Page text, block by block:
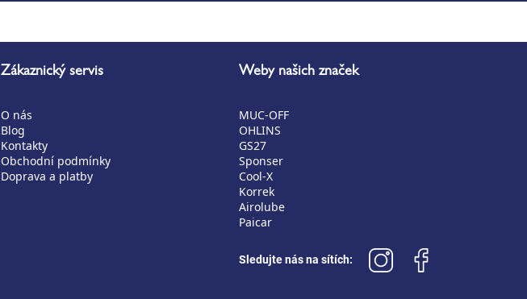
Zákaznický servis
O nás
Blog
Kontakty
Obchodní podmínky
Doprava a platby
Weby našich značek
MUC-OFF
OHLINS
GS27
Sponser
Cool-X
Korrek
Airolube
Paicar
Sledujte nás na sítích: